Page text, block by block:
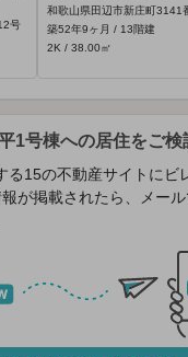
号
和歌山県田辺市新庄町3141
築52年9ヶ月 / 13階建
2K / 38.00㎡
1号棟への居住をご検
る15の不動産サイトにビ
が掲載されたら、メー